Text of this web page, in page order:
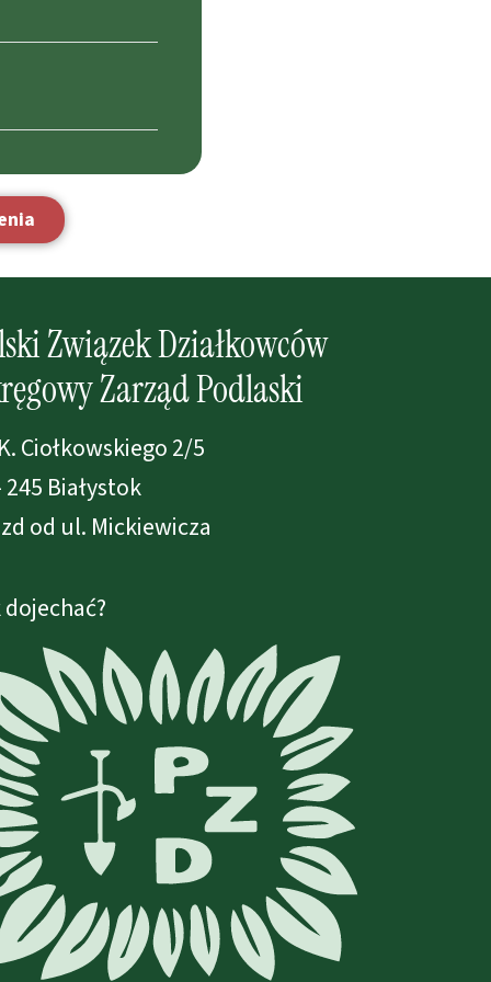
Związek Działkowców
Zarząd Podlaski
Ciołkowskiego 2/5
245 Białystok
od ul. Mickiewicza